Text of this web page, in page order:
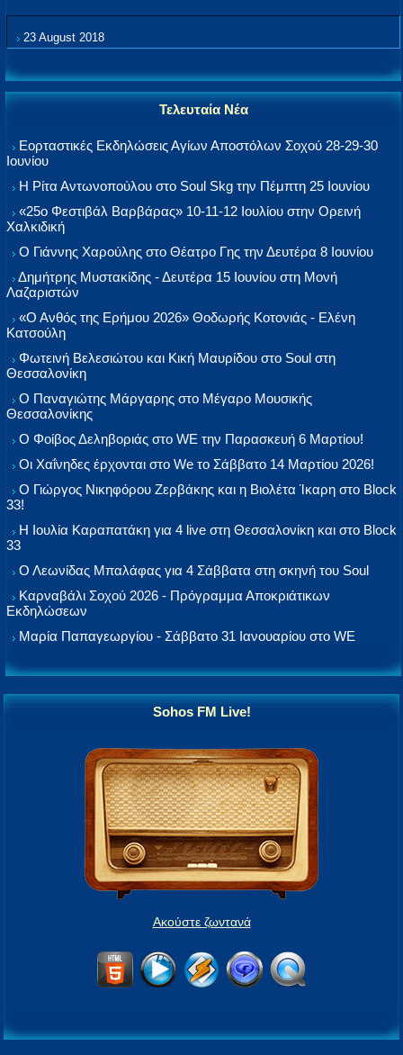
23 August 2018
Τελευταία Νέα
Εορταστικές Εκδηλώσεις Αγίων Αποστόλων Σοχού 28-29-30
Ιουνίου
Η Ρίτα Αντωνοπούλου στο Soul Skg την Πέμπτη 25 Ιουνίου
«25ο Φεστιβάλ Βαρβάρας» 10-11-12 Ιουλίου στην Ορεινή
Χαλκιδική
Ο Γιάννης Χαρούλης στο Θέατρο Γης την Δευτέρα 8 Ιουνίου
Δημήτρης Μυστακίδης - Δευτέρα 15 Ιουνίου στη Μονή
Λαζαριστών
«Ο Ανθός της Ερήμου 2026» Θοδωρής Κοτονιάς - Ελένη
Κατσούλη
Φωτεινή Βελεσιώτου και Κική Μαυρίδου στο Soul στη
Θεσσαλονίκη
Ο Παναγιώτης Μάργαρης στο Μέγαρο Μουσικής
Θεσσαλονίκης
Ο Φοίβος Δεληβοριάς στο WE την Παρασκευή 6 Μαρτίου!
Οι Χαΐνηδες έρχονται στο We το Σάββατο 14 Μαρτίου 2026!
Ο Γιώργος Νικηφόρου Ζερβάκης και η Βιολέτα Ίκαρη στο Block
33!
Η Ιουλία Καραπατάκη για 4 live στη Θεσσαλονίκη και στο Block
33
Ο Λεωνίδας Μπαλάφας για 4 Σάββατα στη σκηνή του Soul
Καρναβάλι Σοχού 2026 - Πρόγραμμα Αποκριάτικων
Εκδηλώσεων
Μαρία Παπαγεωργίου - Σάββατο 31 Ιανουαρίου στο WE
Sohos FM Live!
Ακούστε ζωντανά